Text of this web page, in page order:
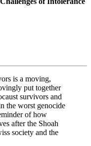
is a moving,
put together
survivors and
the worst genocide
of how
after the Shoah
society and the